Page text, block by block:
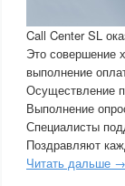
Call Center SL
Это совершение
выполнение
Осуществление
Выполнение
Специалисты
Поздравляют
Читать дальше →